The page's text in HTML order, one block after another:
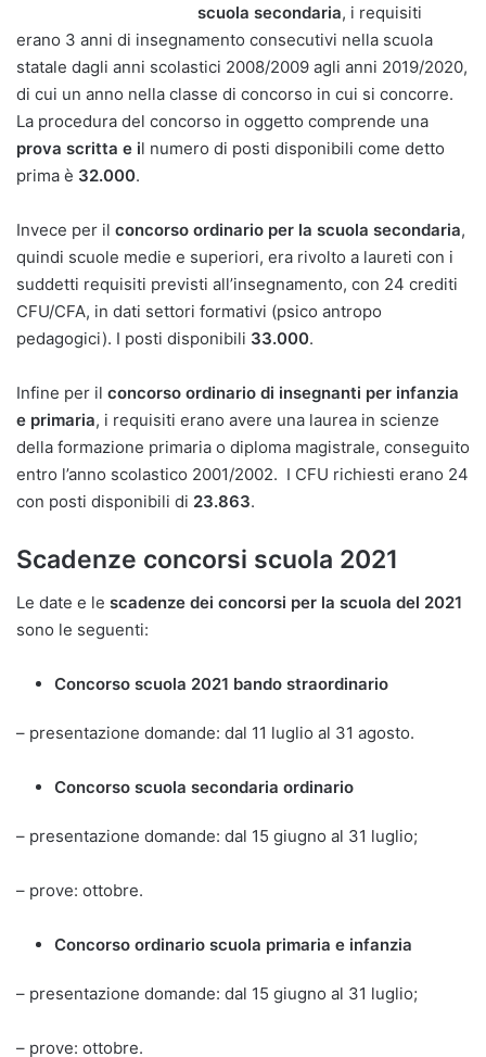
scuola secondaria, i requisiti
erano 3 anni di insegnamento consecutivi nella scuola
statale dagli anni scolastici 2008/2009 agli anni 2019/2020,
di cui un anno nella classe di concorso in cui si concorre.
La procedura del concorso in oggetto comprende una
prova scritta e il numero di posti disponibili come detto
prima è 32.000.
Invece per il concorso ordinario per la scuola secondaria,
quindi scuole medie e superiori, era rivolto a laureti con i
suddetti requisiti previsti all’insegnamento, con 24 crediti
CFU/CFA, in dati settori formativi (psico antropo
pedagogici). I posti disponibili 33.000.
Infine per il concorso ordinario di insegnanti per infanzia
e primaria, i requisiti erano avere una laurea in scienze
della formazione primaria o diploma magistrale, conseguito
entro l’anno scolastico 2001/2002. I CFU richiesti erano 24
con posti disponibili di 23.863.
Scadenze concorsi scuola 2021
Le date e le scadenze dei concorsi per la scuola del 2021
sono le seguenti:
Concorso scuola 2021 bando straordinario
– presentazione domande: dal 11 luglio al 31 agosto.
Concorso scuola secondaria ordinario
– presentazione domande: dal 15 giugno al 31 luglio;
– prove: ottobre.
Concorso ordinario scuola primaria e infanzia
– presentazione domande: dal 15 giugno al 31 luglio;
– prove: ottobre.